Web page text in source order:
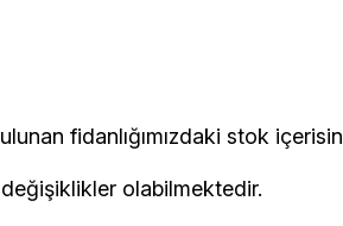
fidanlığımızdaki
olabilmektedir.